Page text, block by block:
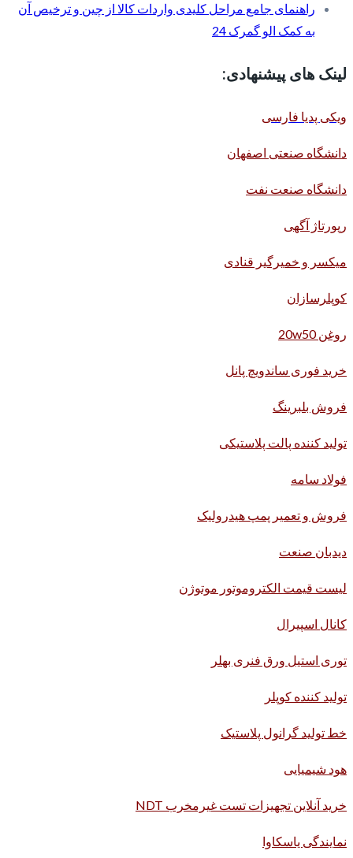
راهنمای جامع مراحل کلیدی واردات کالا از چین و ترخیص آن
به کمک الو گمرک 24
لینک های پیشنهادی:
ویکی پدیا فارسی
دانشگاه صنعتی اصفهان
دانشگاه صنعت نفت
رپورتاژ آگهی
میکسر و خمیرگیر قنادی
کوپلرسازان
روغن 20w50
خرید فوری ساندویچ پانل
فروش بلبرینگ
تولید کننده پالت پلاستیکی
فولاد سامه
فروش و تعمیر پمپ هیدرولیک
دیدبان صنعت
لیست قیمت الکتروموتور موتوژن
کانال اسپیرال
توری استیل ورق فنری بهلر
تولید کننده کوپلر
خط تولید گرانول پلاستیک
هود شیمیایی
خرید آنلاین تجهیزات تست غیرمخرب NDT
نمایندگی یاسکاوا